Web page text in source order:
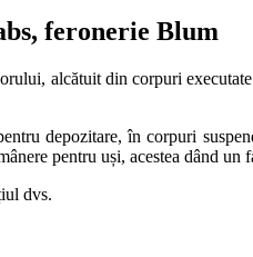
feronerie Blum
alcătuit din corpuri
depozitare, în corpuri
pentru uși, acestea dând
dvs.